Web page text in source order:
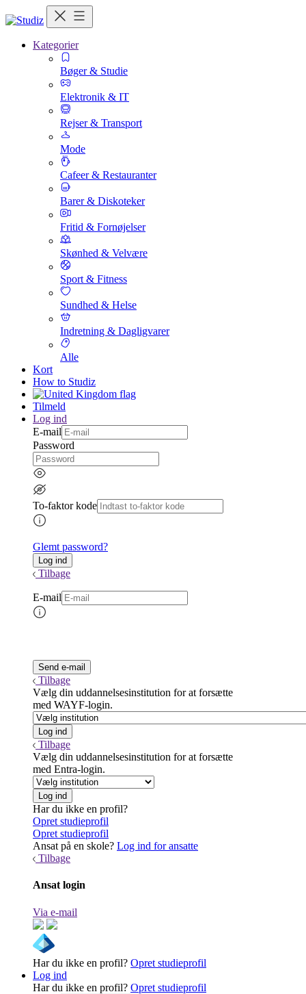
Kategorier
Bøger & Studie
Elektronik & IT
Rejser & Transport
Mode
Cafeer & Restauranter
Barer & Diskoteker
Fritid & Fornøjelser
Skønhed & Velvære
Sport & Fitness
Sundhed & Helse
Indretning & Dagligvarer
Alle
Kort
How to Studiz
Tilmeld
Log ind
E-mail
Password
To-faktor kode
Glemt password?
Tilbage
E-mail
Tilbage
Vælg din uddannelsesinstitution for at forsætte
med WAYF-login.
Tilbage
Vælg din uddannelsesinstitution for at forsætte
med Entra-login.
Har du ikke en profil?
Opret studieprofil
Opret studieprofil
Ansat på en skole? Log ind for ansatte
Tilbage
Ansat login
Via e-mail
Har du ikke en profil? Opret studieprofil
Log ind
Har du ikke en profil? Opret studieprofil